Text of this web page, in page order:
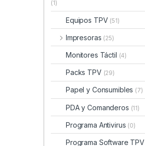
(1)
Equipos TPV (51)
Impresoras (25)
Monitores Táctil (4)
Packs TPV (29)
Papel y Consumibles (7)
PDA y Comanderos (11)
Programa Antivirus (0)
Programa Software TPV